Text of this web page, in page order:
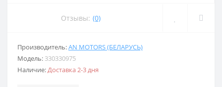
Отзывы: (0)
Производитель:AN MOTORS (БЕЛАРУСЬ)
Модель: 330330975
Наличие:Доставка 2-3 дня